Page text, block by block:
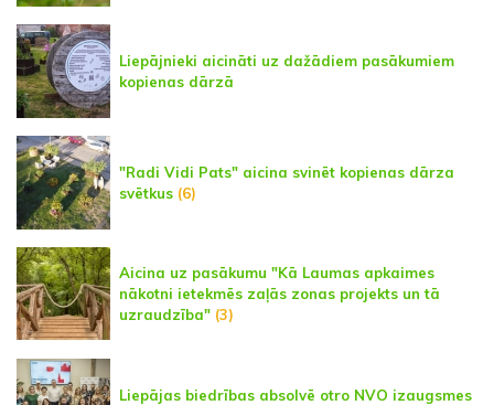
Liepājnieki aicināti uz dažādiem pasākumiem
kopienas dārzā
"Radi Vidi Pats" aicina svinēt kopienas dārza
svētkus (6)
Aicina uz pasākumu "Kā Laumas apkaimes
nākotni ietekmēs zaļās zonas projekts un tā
uzraudzība" (3)
Liepājas biedrības absolvē otro NVO izaugsmes